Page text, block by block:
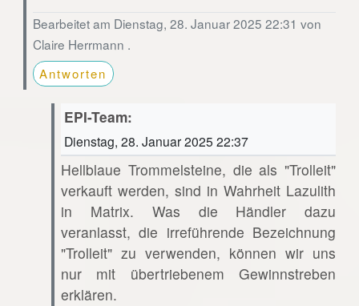
Bearbeitet am Dienstag, 28. Januar 2025 22:31 von
Claire Herrmann .
Antworten
EPI-Team:
Dienstag, 28. Januar 2025 22:37
Hellblaue Trommelsteine, die als "Trolleit"
verkauft werden, sind in Wahrheit Lazulith
in Matrix. Was die Händler dazu
veranlasst, die irreführende Bezeichnung
"Trolleit" zu verwenden, können wir uns
nur mit übertriebenem Gewinnstreben
erklären.